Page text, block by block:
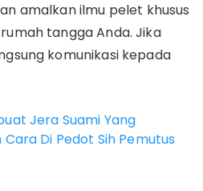
amalkan ilmu pelet khusus
tangga Anda. Jika
komunikasi kepada
Jera Suami Yang
Di Pedot Sih Pemutus